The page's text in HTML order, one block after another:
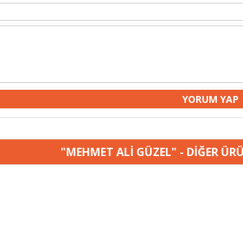
"MEHMET ALİ GÜZEL" - DİĞER